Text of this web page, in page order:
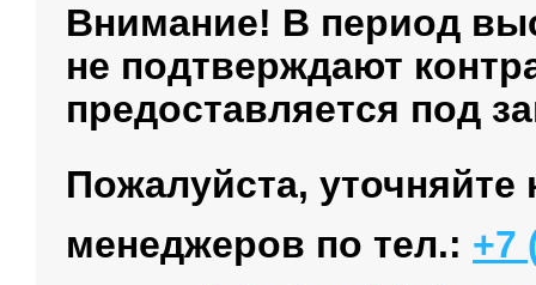
Внимание! В период
не подтверждают
предоставляется под
Пожалуйста,
менеджеров по тел.: +7